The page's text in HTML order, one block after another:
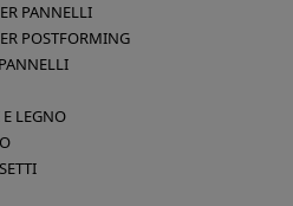
PANNELLI
POSTFORMING
LEGNO